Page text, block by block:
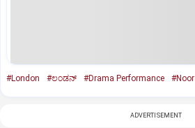
#London #ಲಂಡನ್‌ #Drama Performance #Noor
ADVERTISEMENT